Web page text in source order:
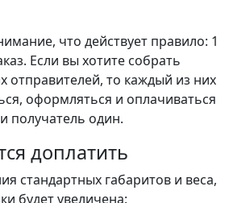
что действует правило: 1
Если вы хотите собрать
отправителей, то каждый из них
оформляться и оплачиваться
получатель один.
доплатить
стандартных габаритов и веса,
будет увеличена: